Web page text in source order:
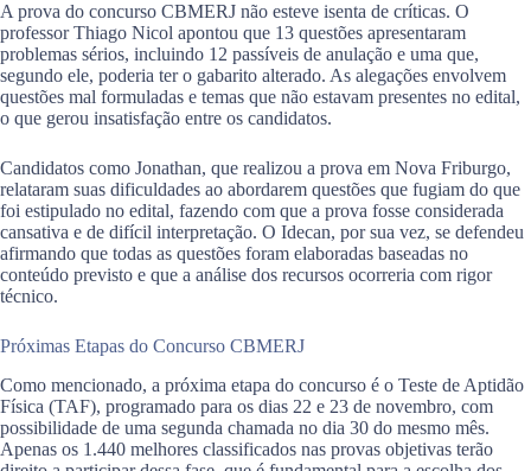
A prova do concurso CBMERJ não esteve isenta de críticas. O
professor Thiago Nicol apontou que 13 questões apresentaram
problemas sérios, incluindo 12 passíveis de anulação e uma que,
segundo ele, poderia ter o gabarito alterado. As alegações envolvem
questões mal formuladas e temas que não estavam presentes no edital,
o que gerou insatisfação entre os candidatos.
Candidatos como Jonathan, que realizou a prova em Nova Friburgo,
relataram suas dificuldades ao abordarem questões que fugiam do que
foi estipulado no edital, fazendo com que a prova fosse considerada
cansativa e de difícil interpretação. O Idecan, por sua vez, se defendeu
afirmando que todas as questões foram elaboradas baseadas no
conteúdo previsto e que a análise dos recursos ocorreria com rigor
técnico.
Próximas Etapas do Concurso CBMERJ
Como mencionado, a próxima etapa do concurso é o Teste de Aptidão
Física (TAF), programado para os dias 22 e 23 de novembro, com
possibilidade de uma segunda chamada no dia 30 do mesmo mês.
Apenas os 1.440 melhores classificados nas provas objetivas terão